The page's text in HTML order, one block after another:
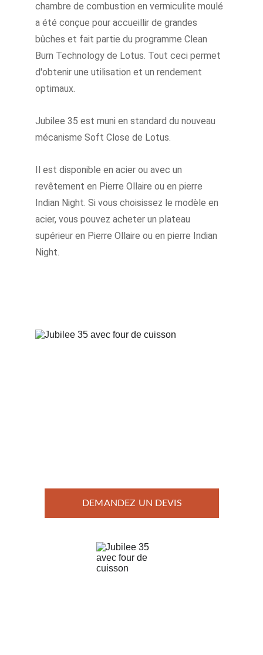
chambre de combustion en vermiculite moulé
a été conçue pour accueillir de grandes
bûches et fait partie du programme Clean
Burn Technology de Lotus. Tout ceci permet
d'obtenir une utilisation et un rendement
optimaux.
Jubilee 35 est muni en standard du nouveau
mécanisme Soft Close de Lotus.
Il est disponible en acier ou avec un
revêtement en Pierre Ollaire ou en pierre
Indian Night. Si vous choisissez le modèle en
acier, vous pouvez acheter un plateau
supérieur en Pierre Ollaire ou en pierre Indian
Night.
DEMANDEZ UN DEVIS